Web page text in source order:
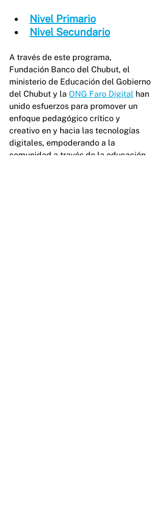
Nivel Primario
Nivel Secundario
A través de este programa,
Fundación Banco del Chubut, el
ministerio de Educación del Gobierno
del Chubut y la ONG Faro Digital han
unido esfuerzos para promover un
enfoque pedagógico crítico y
creativo en y hacia las tecnologías
digitales, empoderando a la
comunidad a través de la educación